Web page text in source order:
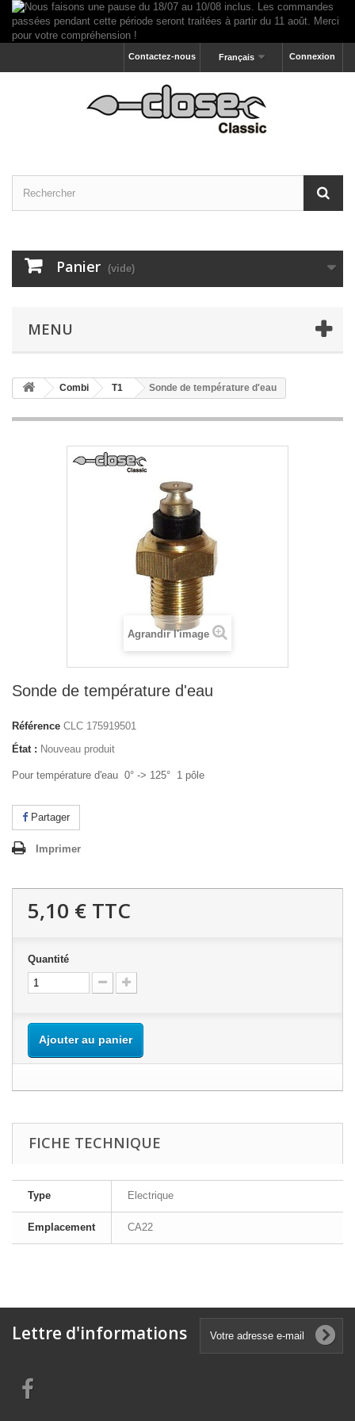
Connexion
Français
Contactez-nous
Panier (vide)
MENU
Combi T1 Sonde de température d'eau
Agrandir l'image
Sonde de température d'eau
Référence CLC 175919501
État : Nouveau produit
Pour température d'eau 0° -> 125° 1 pôle
Partager
Imprimer
5,10 € TTC
Quantité
Ajouter au panier
FICHE TECHNIQUE
Type Electrique
Emplacement CA22
Lettre d'informations